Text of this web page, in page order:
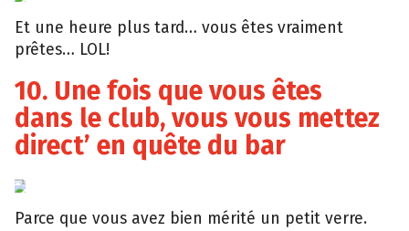
Et une heure plus tard… vous êtes vraiment
prêtes… LOL!
10. Une fois que vous êtes
dans le club, vous vous mettez
direct’ en quête du bar
Giphy
Parce que vous avez bien mérité un petit verre.